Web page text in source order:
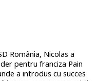
România, Nicolas a
pentru franciza Pain
a introdus cu succes